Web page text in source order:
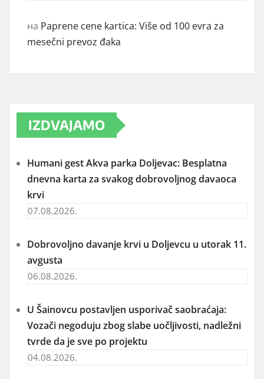
на Paprene cene kartica: Više od 100 evra za
mesečni prevoz đaka
IZDVAJAMO
Humani gest Akva parka Doljevac: Besplatna
dnevna karta za svakog dobrovoljnog davaoca
krvi
07.08.2026.
Dobrovoljno davanje krvi u Doljevcu u utorak 11.
avgusta
06.08.2026.
U Šainovcu postavljen usporivač saobraćaja:
Vozači negoduju zbog slabe uočljivosti, nadležni
tvrde da je sve po projektu
04.08.2026.